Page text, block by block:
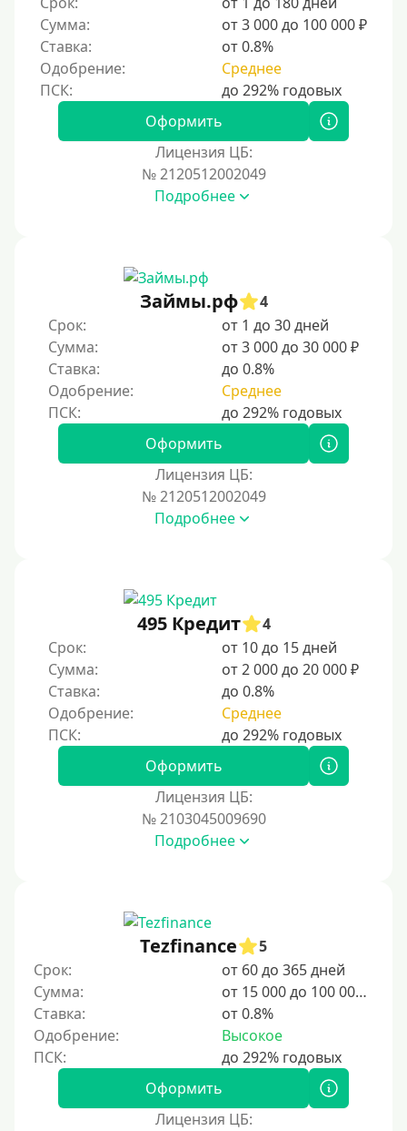
Сумма:
от 3 000 до 100 000 ₽
Ставка:
от 0.8%
Одобрение:
Среднее
Оформить
Лицензия ЦБ:
№ 2120512002049
Подробнее
Займы.рф
4
Срок:
от 1 до 30 дней
Сумма:
от 3 000 до 30 000 ₽
Ставка:
до 0.8%
Одобрение:
Среднее
Оформить
Лицензия ЦБ:
№ 2120512002049
Подробнее
495 Кредит
4
Срок:
от 10 до 15 дней
Сумма:
от 2 000 до 20 000 ₽
Ставка:
до 0.8%
Одобрение:
Среднее
Оформить
Лицензия ЦБ:
№ 2103045009690
Подробнее
Tezfinance
5
Срок:
от 60 до 365 дней
Сумма:
от 15 000 до 100 000 ₽
Ставка:
от 0.8%
Одобрение:
Высокое
Оформить
Лицензия ЦБ: